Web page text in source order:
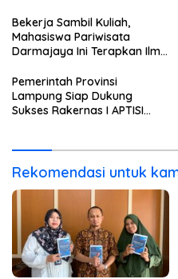
Sensor dan Aktuator
Bekerja Sambil Kuliah,
Mahasiswa Pariwisata
Darmajaya Ini Terapkan Ilmu
Pemerintah Provinsi
Lampung Siap Dukung
Sukses Rakernas I APTISI
Rekomendasi untuk